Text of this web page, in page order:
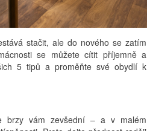
stačit, ale do nového se zatím
se můžete cítit příjemně a
5 tipů a proměňte své obydlí k
brzy vám zevšední – a v malém